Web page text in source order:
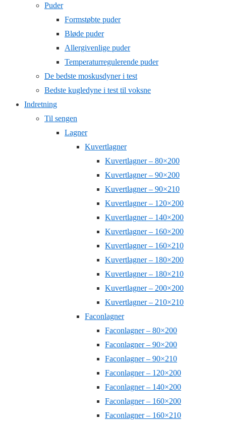
Puder
Formstøbte puder
Bløde puder
Allergivenlige puder
Temperaturregulerende puder
De bedste moskusdyner i test
Bedste kugledyne i test til voksne
Indretning
Til sengen
Lagner
Kuvertlagner
Kuvertlagner – 80×200
Kuvertlagner – 90×200
Kuvertlagner – 90×210
Kuvertlagner – 120×200
Kuvertlagner – 140×200
Kuvertlagner – 160×200
Kuvertlagner – 160×210
Kuvertlagner – 180×200
Kuvertlagner – 180×210
Kuvertlagner – 200×200
Kuvertlagner – 210×210
Faconlagner
Faconlagner – 80×200
Faconlagner – 90×200
Faconlagner – 90×210
Faconlagner – 120×200
Faconlagner – 140×200
Faconlagner – 160×200
Faconlagner – 160×210